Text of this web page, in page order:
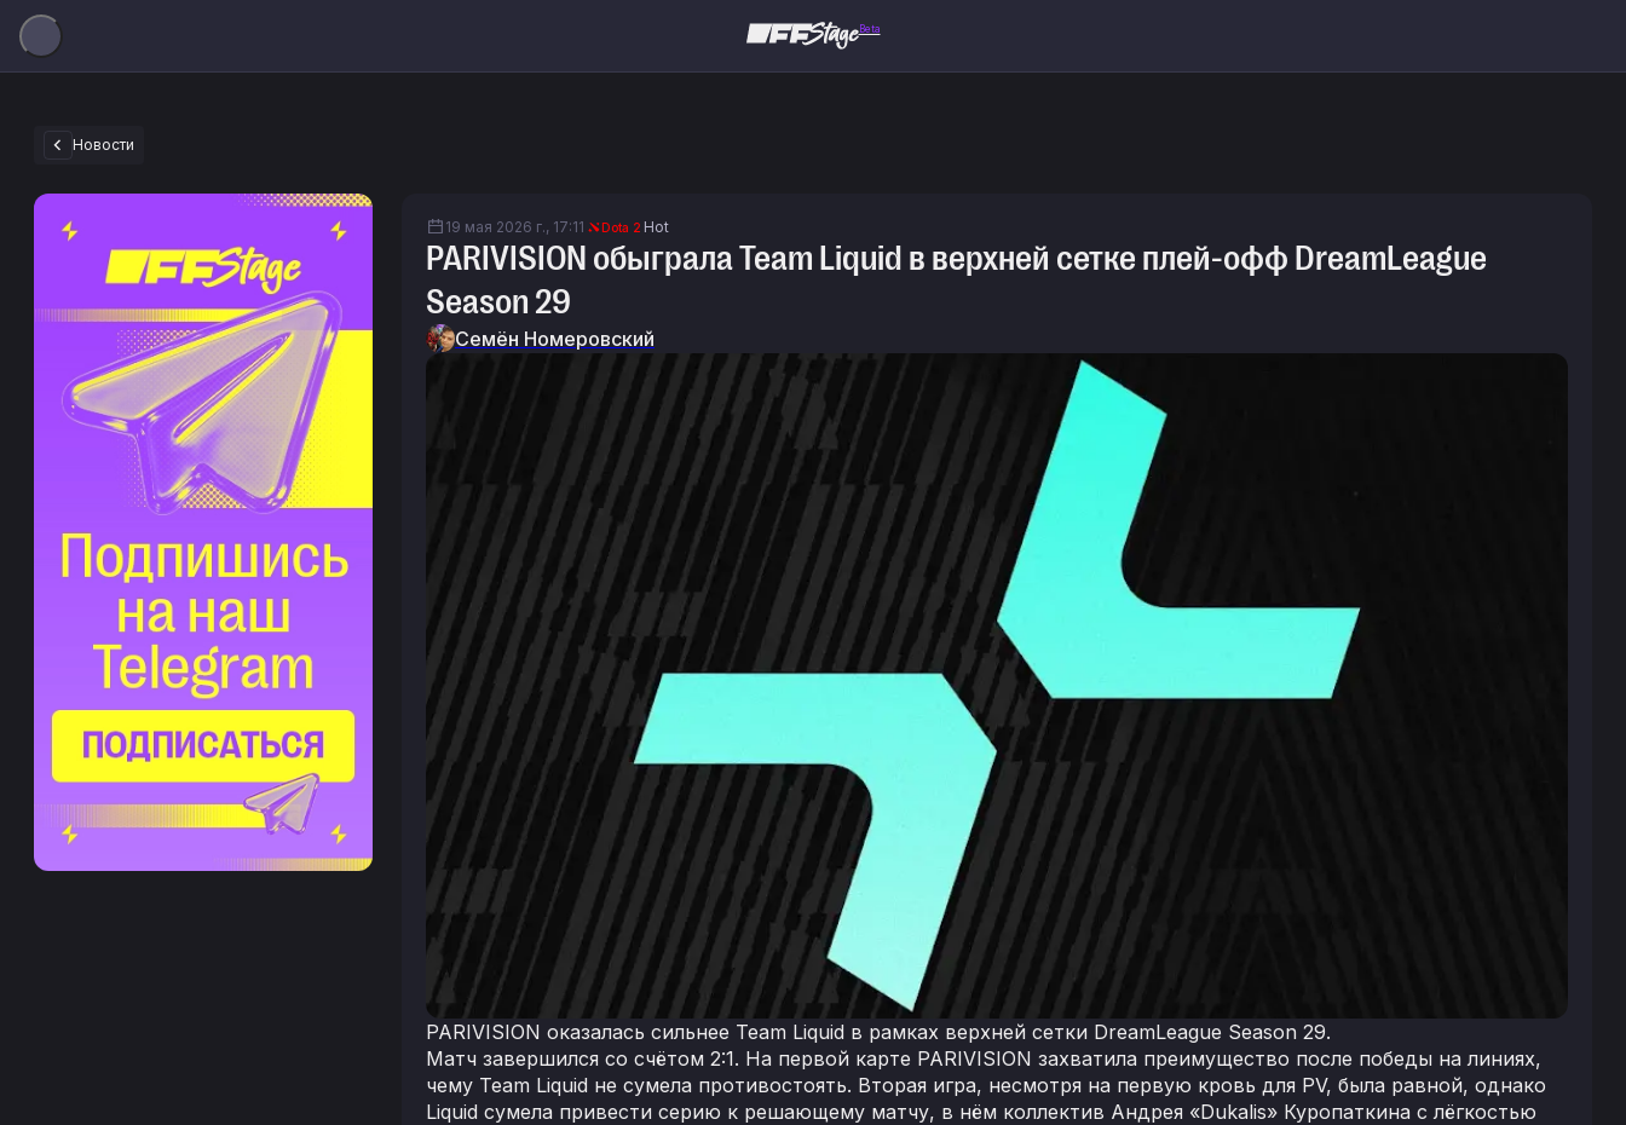
Beta
Новости
19 мая 2026 г., 17:11 Dota 2 Hot
PARIVISION обыграла Team Liquid в верхней сетке плей-офф DreamLeague
Season 29
Семён Номеровский
PARIVISION оказалась сильнее Team Liquid в рамках верхней сетки DreamLeague Season 29.
Матч завершился со счётом 2:1. На первой карте PARIVISION захватила преимущество после победы на линиях,
чему Team Liquid не сумела противостоять. Вторая игра, несмотря на первую кровь для PV, была равной, однако
Liquid сумела привести серию к решающему матчу, в нём коллектив Андрея «Dukalis» Куропаткина с лёгкостью